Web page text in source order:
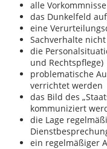
alle
das Dunkelfeld
eine
Sachverhalte
die
und Rechtspflege)
problematische
verrichtet werden
das Bild des
kommuniziert
die Lage
ein regelmäßiger